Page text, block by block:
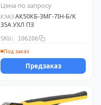
Цена по запросу
КЭАЗ АК50КБ-3МГ-7IН-Б/К
35А УХЛ ПЗ
SKU: 106206
Под заказ
Предзаказ